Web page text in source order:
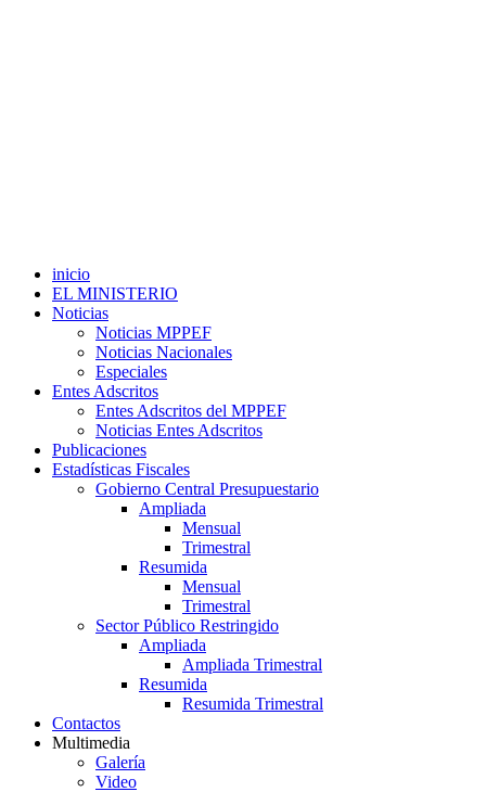
inicio
EL MINISTERIO
Noticias
Noticias MPPEF
Noticias Nacionales
Especiales
Entes Adscritos
Entes Adscritos del MPPEF
Noticias Entes Adscritos
Publicaciones
Estadísticas Fiscales
Gobierno Central Presupuestario
Ampliada
Mensual
Trimestral
Resumida
Mensual
Trimestral
Sector Público Restringido
Ampliada
Ampliada Trimestral
Resumida
Resumida Trimestral
Contactos
Multimedia
Galería
Video